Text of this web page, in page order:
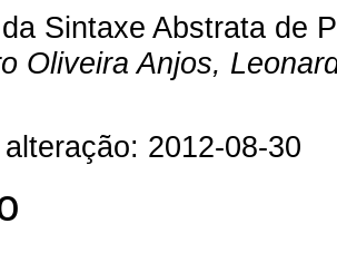
Sintaxe Abstrata de
Oliveira Anjos,
2012-08-30